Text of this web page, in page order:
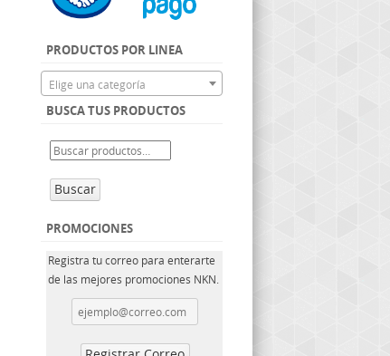
PRODUCTOS POR LINEA
Elige una categoría
BUSCA TUS PRODUCTOS
Buscar
PROMOCIONES
Registra tu correo para enterarte
de las mejores promociones NKN.